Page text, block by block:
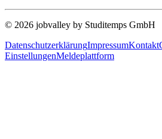
© 2026 jobvalley by Studitemps GmbH
DatenschutzerklärungImpressumKontakt
EinstellungenMeldeplattform